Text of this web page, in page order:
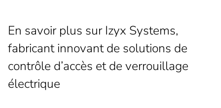
En savoir plus sur Izyx Systems,
fabricant innovant de solutions de
contrôle d’accès et de verrouillage
électrique